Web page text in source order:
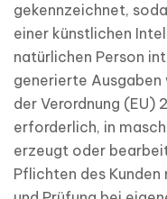
gekennzeichnet,
einer künstlichen
natürlichen Person
generierte
der Verordnung
erforderlich, in
erzeugt oder
Pflichten des Kunden